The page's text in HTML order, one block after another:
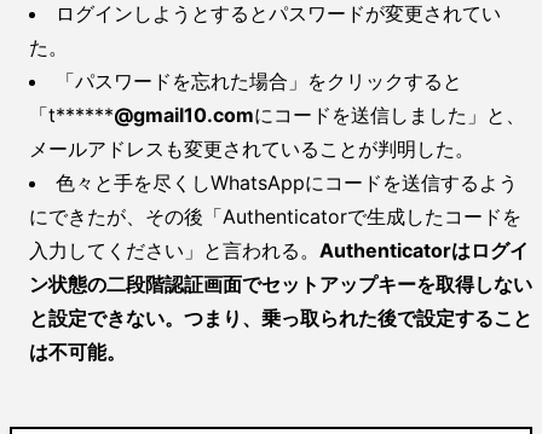
ログインしようとするとパスワードが変更されてい
た。
「パスワードを忘れた場合」をクリックすると
「t******@gmail10.comにコードを送信しました」と、
メールアドレスも変更されていることが判明した。
色々と手を尽くしWhatsAppにコードを送信するよう
にできたが、その後「Authenticatorで生成したコードを
入力してください」と言われる。 Authenticatorはログイ
ン状態の二段階認証画面でセットアップキーを取得しない
と設定できない。つまり、乗っ取られた後で設定すること
は不可能。